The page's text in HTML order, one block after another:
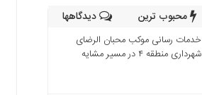
محبوب ترین دیدگاهها
خدمات رسانی موکب محبان الرضای
شهرداری منطقه ۴ در مسیر مشایه